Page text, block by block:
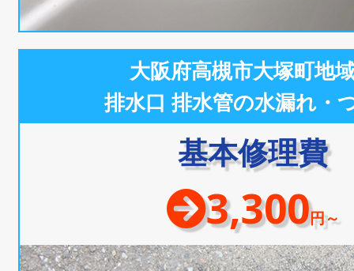
大阪府高槻市大塚町地
排水口 排水管の水漏れ・
基本修理費
3,300円～